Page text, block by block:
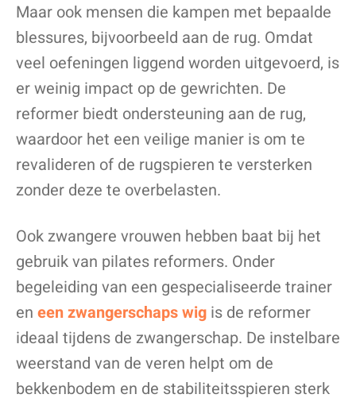
Maar ook mensen die kampen met bepaalde
blessures, bijvoorbeeld aan de rug. Omdat
veel oefeningen liggend worden uitgevoerd, is
er weinig impact op de gewrichten. De
reformer biedt ondersteuning aan de rug,
waardoor het een veilige manier is om te
revalideren of de rugspieren te versterken
zonder deze te overbelasten.
Ook zwangere vrouwen hebben baat bij het
gebruik van pilates reformers. Onder
begeleiding van een gespecialiseerde trainer
en een zwangerschaps wig is de reformer
ideaal tijdens de zwangerschap. De instelbare
weerstand van de veren helpt om de
bekkenbodem en de stabiliteitsspieren sterk